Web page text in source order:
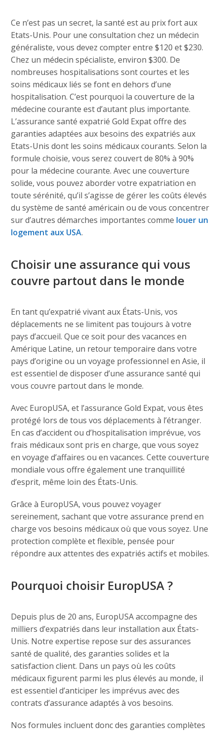
Ce n’est pas un secret, la santé est au prix fort aux
Etats-Unis. Pour une consultation chez un médecin
généraliste, vous devez compter entre $120 et $230.
Chez un médecin spécialiste, environ $300. De
nombreuses hospitalisations sont courtes et les
soins médicaux liés se font en dehors d’une
hospitalisation. C’est pourquoi la couverture de la
médecine courante est d’autant plus importante.
L’assurance santé expatrié Gold Expat offre des
garanties adaptées aux besoins des expatriés aux
Etats-Unis dont les soins médicaux courants. Selon la
formule choisie, vous serez couvert de 80% à 90%
pour la médecine courante. Avec une couverture
solide, vous pouvez aborder votre expatriation en
toute sérénité, qu’il s’agisse de gérer les coûts élevés
du système de santé américain ou de vous concentrer
sur d’autres démarches importantes comme louer un
logement aux USA.
Choisir une assurance qui vous
couvre partout dans le monde
En tant qu’expatrié vivant aux États-Unis, vos
déplacements ne se limitent pas toujours à votre
pays d’accueil. Que ce soit pour des vacances en
Amérique Latine, un retour temporaire dans votre
pays d’origine ou un voyage professionnel en Asie, il
est essentiel de disposer d’une assurance santé qui
vous couvre partout dans le monde.
Avec EuropUSA, et l’assurance Gold Expat, vous êtes
protégé lors de tous vos déplacements à l’étranger.
En cas d’accident ou d’hospitalisation imprévue, vos
frais médicaux sont pris en charge, que vous soyez
en voyage d’affaires ou en vacances. Cette couverture
mondiale vous offre également une tranquillité
d’esprit, même loin des États-Unis.
Grâce à EuropUSA, vous pouvez voyager
sereinement, sachant que votre assurance prend en
charge vos besoins médicaux où que vous soyez. Une
protection complète et flexible, pensée pour
répondre aux attentes des expatriés actifs et mobiles.
Pourquoi choisir EuropUSA ?
Depuis plus de 20 ans, EuropUSA accompagne des
milliers d’expatriés dans leur installation aux États-
Unis. Notre expertise repose sur des assurances
santé de qualité, des garanties solides et la
satisfaction client. Dans un pays où les coûts
médicaux figurent parmi les plus élevés au monde, il
est essentiel d’anticiper les imprévus avec des
contrats d’assurance adaptés à vos besoins.
Nos formules incluent donc des garanties complètes